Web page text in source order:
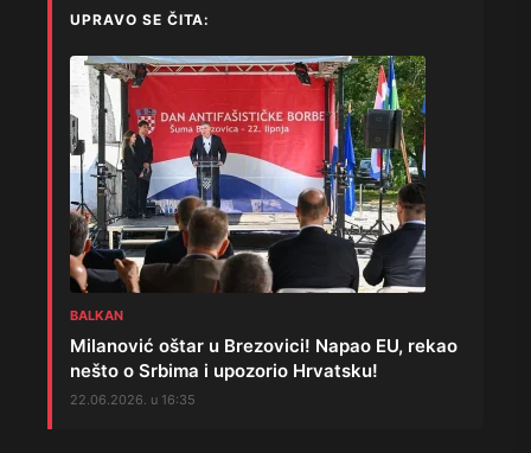
UPRAVO SE ČITA:
BALKAN
Milanović oštar u Brezovici! Napao EU, rekao
nešto o Srbima i upozorio Hrvatsku!
22.06.2026. u 16:35